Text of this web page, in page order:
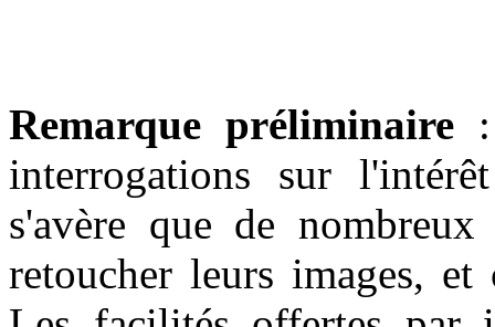
Remarque préliminaire
interrogations sur
s'avère que de
retoucher leurs images,